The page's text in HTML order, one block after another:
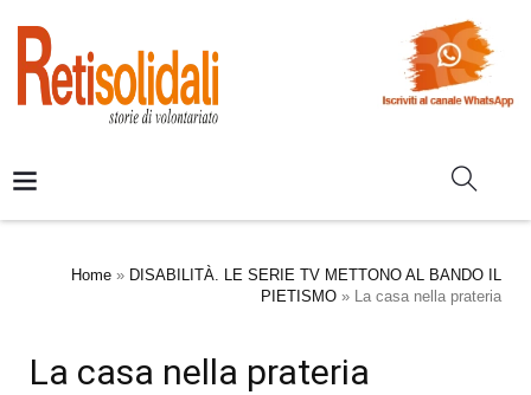
Home » DISABILITÀ. LE SERIE TV METTONO AL BANDO IL
PIETISMO » La casa nella prateria
La casa nella prateria